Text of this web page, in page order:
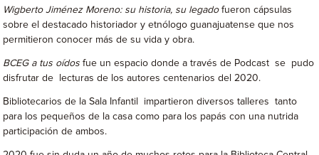
Wigberto Jiménez Moreno: su historia, su legadofueron cápsulas
sobre el destacado historiador y etnólogo guanajuatense que nos
permitieron conocer más de su vida y obra.
BCEG a tus oídos fue un espacio donde a través de Podcast se pudo
disfrutar de lecturas de los autores centenarios del 2020.
Bibliotecarios de la Sala Infantil impartieron diversos talleres tanto
para los pequeños de la casa como para los papás con una nutrida
participación de ambos.